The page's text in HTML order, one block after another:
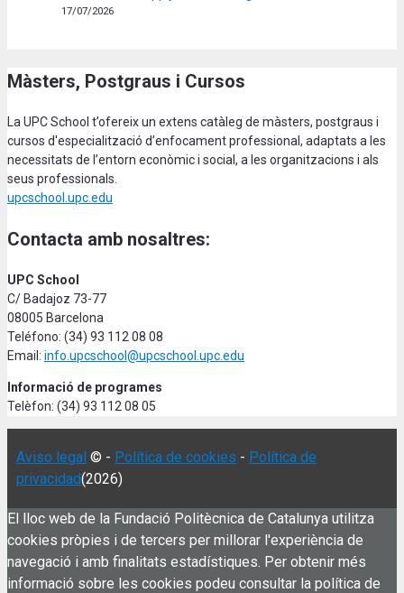
17/07/2026
Màsters, Postgraus i Cursos
La UPC School t’ofereix un extens catàleg de màsters, postgraus i
cursos d'especialització d’enfocament professional, adaptats a les
necessitats de l’entorn econòmic i social, a les organitzacions i als
seus professionals.
upcschool.upc.edu
Contacta amb nosaltres:
UPC School
C/ Badajoz 73-77
08005 Barcelona
Teléfono: (34) 93 112 08 08
Email: info.upcschool@upcschool.upc.edu
Informació de programes
Telèfon: (34) 93 112 08 05
Aviso legal © - Política de cookies - Política de
privacidad(2026)
El lloc web de la Fundació Politècnica de Catalunya utilitza
cookies pròpies i de tercers per millorar l'experiència de
navegació i amb finalitats estadístiques. Per obtenir més
informació sobre les cookies podeu consultar la política de